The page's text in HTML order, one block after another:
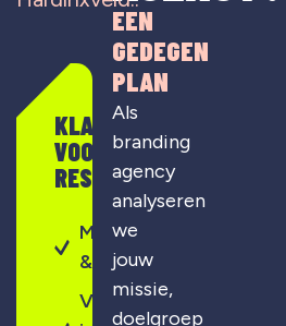
KLAAR
VOOR
RESULTAAT?
Merkontwikkeling
& strategie
Visuele
EEN
GEDEGEN
PLAN
Als
branding
agency
analyseren
we
jouw
missie,
doelgroep